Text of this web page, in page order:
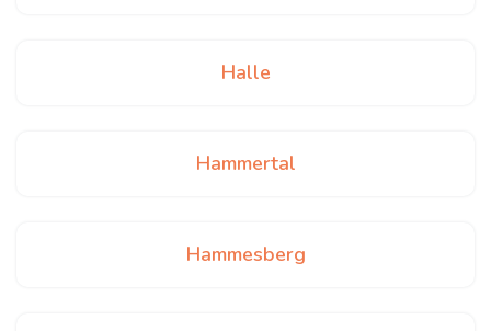
Halle
Hammertal
Hammesberg